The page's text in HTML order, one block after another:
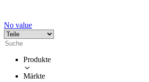
No value
Produkte
Märkte